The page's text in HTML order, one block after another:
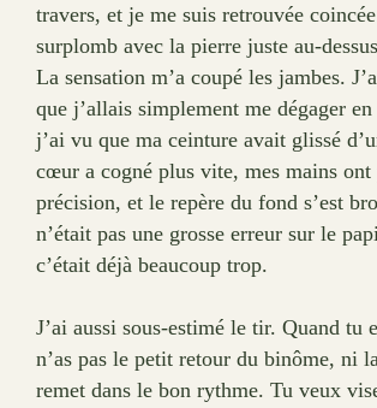
travers, et je me suis retrouvée
surplomb avec la pierre juste au-
La sensation m’a coupé les jambes.
que j’allais simplement me dégager
j’ai vu que ma ceinture avait glissé
cœur a cogné plus vite, mes mains ont
précision, et le repère du fond s’est
n’était pas une grosse erreur sur le
c’était déjà beaucoup trop.
J’ai aussi sous-estimé le tir. Quand tu
n’as pas le petit retour du binôme, ni
remet dans le bon rythme. Tu veux